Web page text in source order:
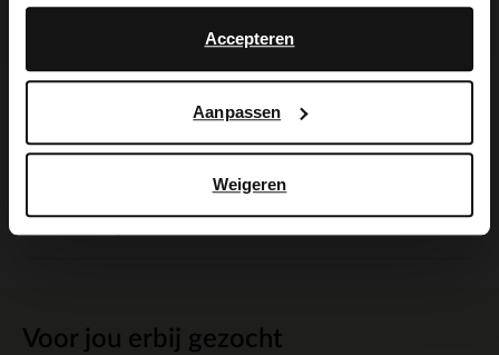
Accepteren
Aanpassen
Weigeren
Voor jou erbij gezocht
Alles over dit product
Maattabel
Bezorgen & retour
English